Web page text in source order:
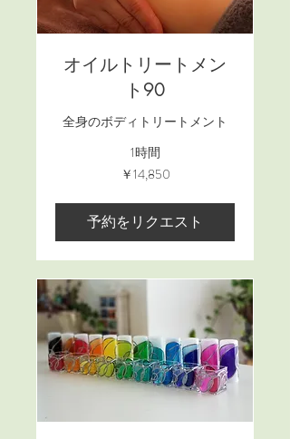
オイルトリートメン
ト90
全身のボディトリートメント
1時間
￥14,850
予約をリクエスト